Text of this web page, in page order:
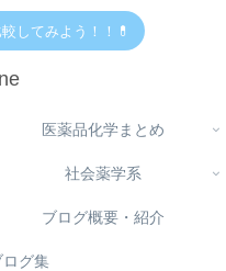
してみよう！！💊
医薬品化学まとめ
社会薬学系
ブログ概要・紹介
ログ集